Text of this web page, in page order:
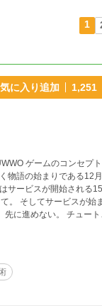
1
に入り追加 1,251
トは
る
気に話が進むような展開